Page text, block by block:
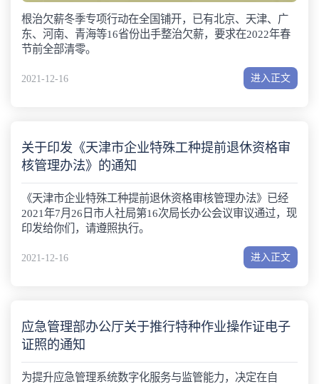
根治欠薪冬季专项行动在全国铺开，已有北京、天津、广
东、河南、青海等16省份出手整治欠薪，要求在2022年春
节前全部清零。
2021-12-16 进入正文
关于印发《天津市企业特殊工种提前退休资格审
核管理办法》的通知
《天津市企业特殊工种提前退休资格审核管理办法》已经
2021年7月26日市人社局第16次局长办公会议审议通过，现
印发给你们，请遵照执行。
2021-12-16 进入正文
应急管理部办公厅关于推行特种作业操作证电子
证照的通知
为提升应急管理系统数字化服务与监管能力，决定在自